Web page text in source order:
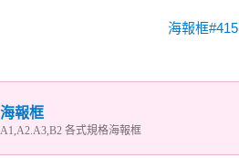
海報框#415
海報框
A1,a2.a3,B2 各式規格海報框